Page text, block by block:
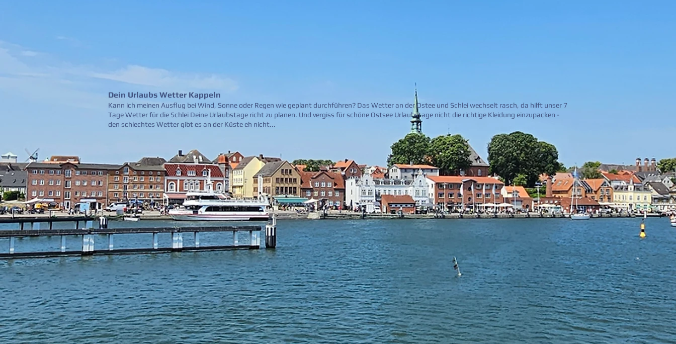
Dein Urlaubs Wetter Kappeln
Kann ich meinen Ausflug bei Wind, Sonne oder Regen wie geplant durchführen? Das Wetter an der Ostee und Schlei wechselt rasch, da hilft unser 7
Tage Wetter für die Schlei Deine Urlaubstage richt zu planen. Und vergiss für schöne Ostsee Urlaubstage nicht die richtige Kleidung einzupacken -
den schlechtes Wetter gibt es an der Küste eh nicht...